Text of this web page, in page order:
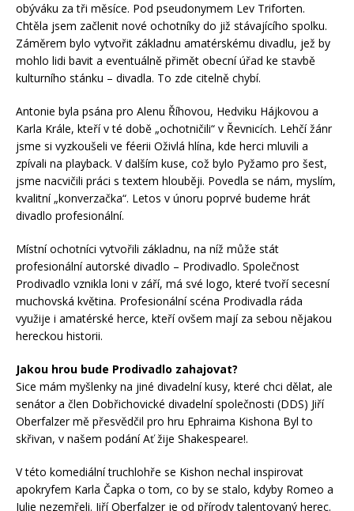
obýváku za tři měsíce. Pod pseudonymem Lev Triforten.
Chtěla jsem začlenit nové ochotníky do již stávajícího spolku.
Záměrem bylo vytvořit základnu amatérskému divadlu, jež by
mohlo lidi bavit a eventuálně přimět obecní úřad ke stavbě
kulturního stánku – divadla. To zde citelně chybí.
Antonie byla psána pro Alenu Říhovou, Hedviku Hájkovou a
Karla Krále, kteří v té době „ochotničili“ v Řevnicích. Lehčí žánr
jsme si vyzkoušeli ve féerii Oživlá hlína, kde herci mluvili a
zpívali na playback. V dalším kuse, což bylo Pyžamo pro šest,
jsme nacvičili práci s textem hlouběji. Povedla se nám, myslím,
kvalitní „konverzačka“. Letos v únoru poprvé budeme hrát
divadlo profesionální.
Místní ochotníci vytvořili základnu, na níž může stát
profesionální autorské divadlo – Prodivadlo. Společnost
Prodivadlo vznikla loni v září, má své logo, které tvoří secesní
muchovská květina. Profesionální scéna Prodivadla ráda
využije i amatérské herce, kteří ovšem mají za sebou nějakou
hereckou historii.
Jakou hrou bude Prodivadlo zahajovat?
Sice mám myšlenky na jiné divadelní kusy, které chci dělat, ale
senátor a člen Dobřichovické divadelní společnosti (DDS) Jiří
Oberfalzer mě přesvědčil pro hru Ephraima Kishona Byl to
skřivan, v našem podání Ať žije Shakespeare!.
V této komediální truchlohře se Kishon nechal inspirovat
apokryfem Karla Čapka o tom, co by se stalo, kdyby Romeo a
Julie nezemřeli. Jiří Oberfalzer je od přírody talentovaný herec.